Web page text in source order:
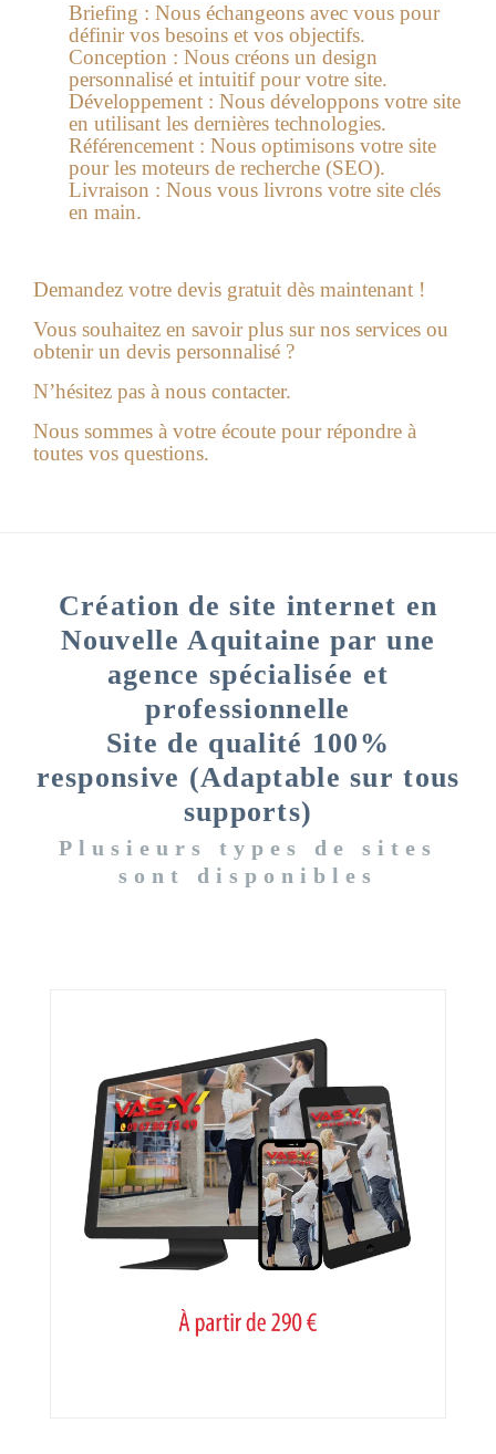
Briefing : Nous échangeons avec vous pour
définir vos besoins et vos objectifs.
Conception : Nous créons un design
personnalisé et intuitif pour votre site.
Développement : Nous développons votre site
en utilisant les dernières technologies.
Référencement : Nous optimisons votre site
pour les moteurs de recherche (SEO).
Livraison : Nous vous livrons votre site clés
en main.
Demandez votre devis gratuit dès maintenant !
Vous souhaitez en savoir plus sur nos services ou
obtenir un devis personnalisé ?
N’hésitez pas à nous contacter.
Nous sommes à votre écoute pour répondre à
toutes vos questions.
Création de site internet en
Nouvelle Aquitaine par une
agence spécialisée et
professionnelle
Site de qualité 100%
responsive (Adaptable sur tous
supports)
Plusieurs types de sites
sont disponibles